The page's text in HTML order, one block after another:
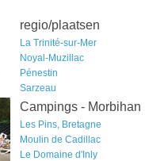
regio/plaatsen
La Trinité-sur-Mer
Noyal-Muzillac
Pénestin
Sarzeau
Campings - Morbihan
Les Pins, Bretagne
Moulin de Cadillac
Le Domaine d'Inly